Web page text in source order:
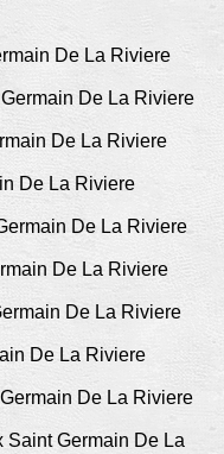
De La Riviere
De La Riviere
De La Riviere
De La Riviere
De La Riviere
De La Riviere
De La Riviere
De La Riviere
De La Riviere
Saint Germain De La